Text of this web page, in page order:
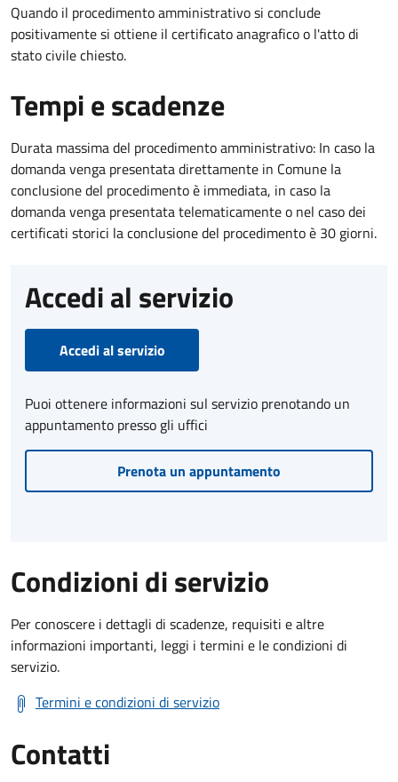
Quando il procedimento amministrativo si conclude
positivamente si ottiene il certificato anagrafico o l'atto di
stato civile chiesto.
Tempi e scadenze
Durata massima del procedimento amministrativo: In caso la
domanda venga presentata direttamente in Comune la
conclusione del procedimento è immediata, in caso la
domanda venga presentata telematicamente o nel caso dei
certificati storici la conclusione del procedimento è 30 giorni.
Accedi al servizio
Accedi al servizio
Puoi ottenere informazioni sul servizio prenotando un
appuntamento presso gli uffici
Prenota un appuntamento
Condizioni di servizio
Per conoscere i dettagli di scadenze, requisiti e altre
informazioni importanti, leggi i termini e le condizioni di
servizio.
Termini e condizioni di servizio
Contatti